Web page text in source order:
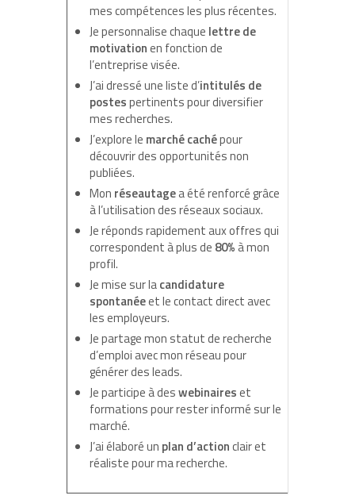
mes compétences les plus récentes.
Je personnalise chaque lettre de
motivationen fonction de
l’entreprise visée.
J’ai dressé une liste d’intitulés de
postespertinents pour diversifier
mes recherches.
J’explore le marché cachépour
découvrir des opportunités non
publiées.
Mon réseautagea été renforcé grâce
à l’utilisation des réseaux sociaux.
Je réponds rapidement aux offres qui
correspondent à plus de 80% à mon
profil.
Je mise sur lacandidature
spontanéeet le contact direct avec
les employeurs.
Je partage mon statut de recherche
d’emploi avec mon réseau pour
générer des leads.
Je participe à deswebinaireset
formations pour rester informé sur le
marché.
J’ai élaboré un plan d’actionclair et
réaliste pour ma recherche.